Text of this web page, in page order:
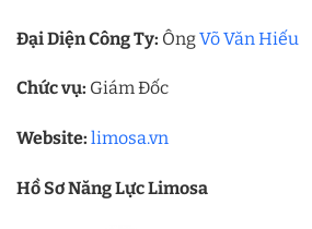
Đại Diện Công Ty: ÔngVõ Văn Hiếu
Chức vụ: Giám Đốc
Website: limosa.vn
Hồ Sơ Năng Lực Limosa